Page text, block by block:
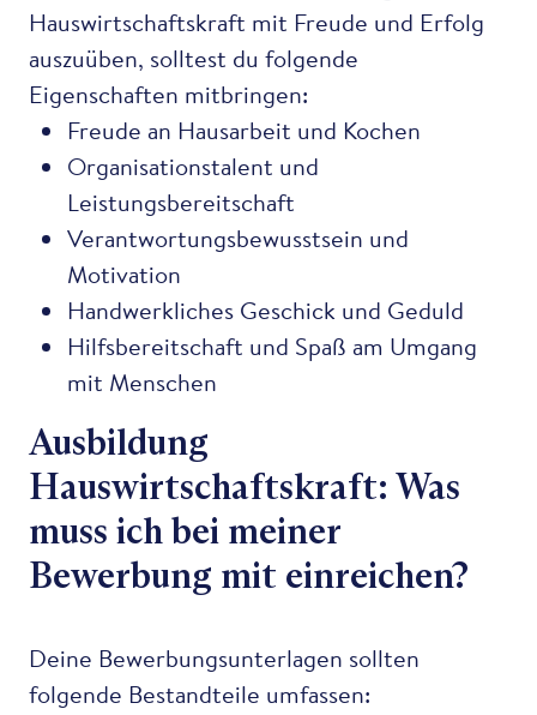
Hauswirtschaftskraft mit Freude und Erfolg
auszuüben, solltest du folgende
Eigenschaften mitbringen:
Freude an Hausarbeit und Kochen
Organisationstalent und
Leistungsbereitschaft
Verantwortungsbewusstsein und
Motivation
Handwerkliches Geschick und Geduld
Hilfsbereitschaft und Spaß am Umgang
mit Menschen
Ausbildung
Hauswirtschaftskraft: Was
muss ich bei meiner
Bewerbung mit einreichen?
Deine Bewerbungsunterlagen sollten
folgende Bestandteile umfassen: